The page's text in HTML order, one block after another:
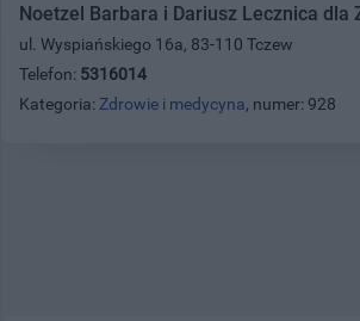
Noetzel Barbara i Dariusz Lecznica dla
ul. Wyspiańskiego 16a, 83-110 Tczew
Telefon: 5316014
Kategoria: Zdrowie i medycyna, numer: 928